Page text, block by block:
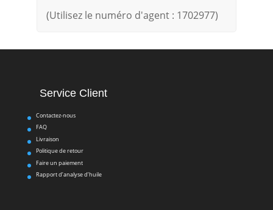
(Utilisez le numéro d'agent : 1702977)
Service Client
Contactez-nous
FAQ
Livraison
Politique de retour
Faire un paiement
Rapport d’analyse d’huile